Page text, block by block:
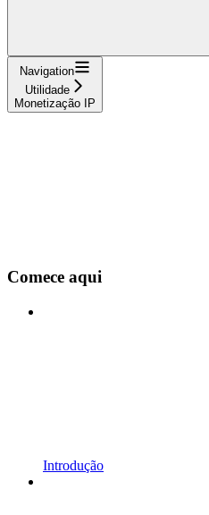
Navigation
Utilidade
Monetização IP
Comece aqui
Introdução